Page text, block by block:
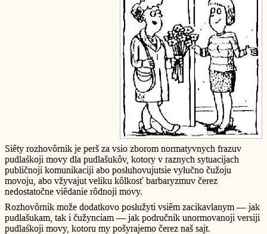
Siêty rozhovôrnik je perš za vsio zborom normatyvnych frazuv
pudlaśkoji movy dla pudlašukôv, kotory v raznych sytuacijach
publičnoji komunikaciji abo posłuhovujutsie vyłučno čužoju
movoju, abo vžyvajut veliku kôlkosť barbaryzmuv čerez
nedostatočne viêdanie rôdnoji movy.
Rozhovôrnik može dodatkovo posłužyti vsiêm zacikavlanym — jak
pudlašukam, tak i čužynciam — jak područnik unormovanoji versiji
pudlaśkoji movy, kotoru my pošyrajemo čerez naš sajt.